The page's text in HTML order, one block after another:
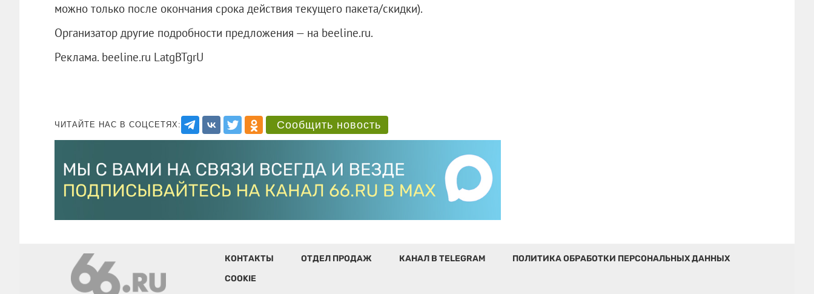
можно только после окончания срока действия текущего пакета/скидки).
Организатор другие подробности предложения — на beeline.ru.
Реклама. beeline.ru LatgBTgrU
ЧИТАЙТЕ НАС В СОЦСЕТЯХ: Сообщить новость
КОНТАКТЫ ОТДЕЛ ПРОДАЖ КАНАЛ В TELEGRAM
ПОЛИТИКА ОБРАБОТКИ ПЕРСОНАЛЬНЫХ ДАННЫХ
COOKIE